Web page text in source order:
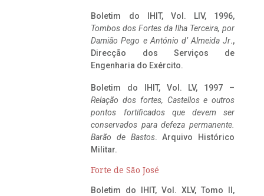
Boletim do IHIT, Vol. LIV, 1996,
Tombos dos Fortes da Ilha Terceira, por
Damião Pego e António d’ Almeida Jr.,
Direcção dos Serviços de
Engenharia do Exército.
Boletim do IHIT, Vol. LV, 1997 –
Relação dos fortes, Castellos e outros
pontos fortificados que devem ser
conservados para defeza permanente.
Barão de Bastos. Arquivo Histórico
Militar.
Forte de São José
Boletim do IHIT, Vol. XLV, Tomo II,